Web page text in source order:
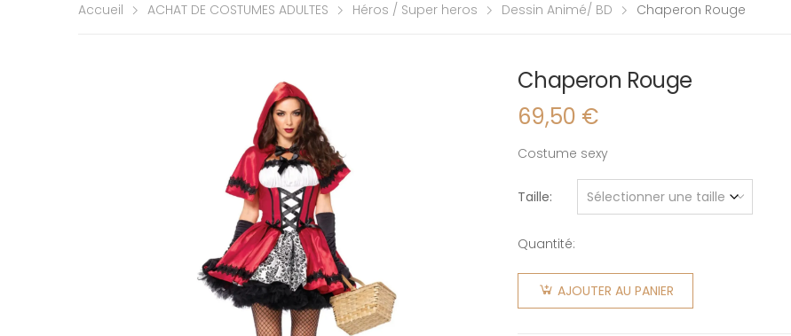
Accueil ACHAT DE COSTUMES ADULTES Héros / Super heros Dessin Animé/ BD Chaperon Rouge
Chaperon Rouge
69,50 €
Costume sexy
Taille
Quantité:
quantité
de
Chaperon
AJOUTER AU PANIER